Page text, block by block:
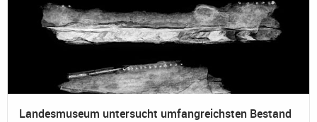
Landesmuseum untersucht umfangreichsten Bestand